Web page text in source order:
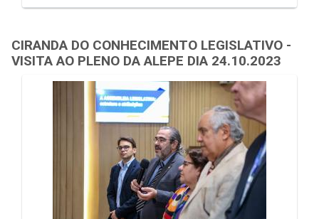
CIRANDA DO CONHECIMENTO LEGISLATIVO -
VISITA AO PLENO DA ALEPE DIA 24.10.2023
Galeria de Mídias